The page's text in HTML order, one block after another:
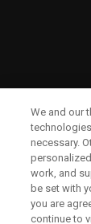
We and our
necessary.
work, and
be set with
you are
continue to